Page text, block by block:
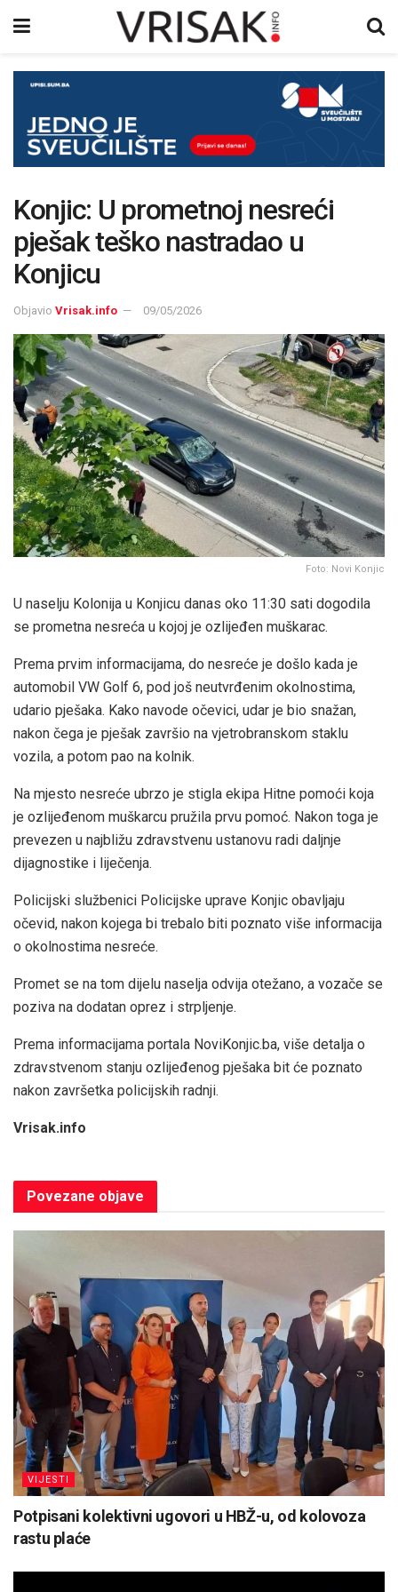
Konjic: U prometnoj nesreći
pješak teško nastradao u
Konjicu
Objavio Vrisak.info 09/05/2026
Foto: Novi Konjic
U naselju Kolonija u Konjicu danas oko 11:30 sati dogodila
se prometna nesreća u kojoj je ozlijeđen muškarac.
Prema prvim informacijama, do nesreće je došlo kada je
automobil VW Golf 6, pod još neutvrđenim okolnostima,
udario pješaka. Kako navode očevici, udar je bio snažan,
nakon čega je pješak završio na vjetrobranskom staklu
vozila, a potom pao na kolnik.
Na mjesto nesreće ubrzo je stigla ekipa Hitne pomoći koja
je ozlijeđenom muškarcu pružila prvu pomoć. Nakon toga je
prevezen u najbližu zdravstvenu ustanovu radi daljnje
dijagnostike i liječenja.
Policijski službenici Policijske uprave Konjic obavljaju
očevid, nakon kojega bi trebalo biti poznato više informacija
o okolnostima nesreće.
Promet se na tom dijelu naselja odvija otežano, a vozače se
poziva na dodatan oprez i strpljenje.
Prema informacijama portala NoviKonjic.ba, više detalja o
zdravstvenom stanju ozlijeđenog pješaka bit će poznato
nakon završetka policijskih radnji.
Vrisak.info
Povezane objave
VIJESTI
Potpisani kolektivni ugovori u HBŽ-u, od kolovoza
rastu plaće